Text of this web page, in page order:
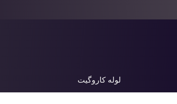
لوله کاروگیت